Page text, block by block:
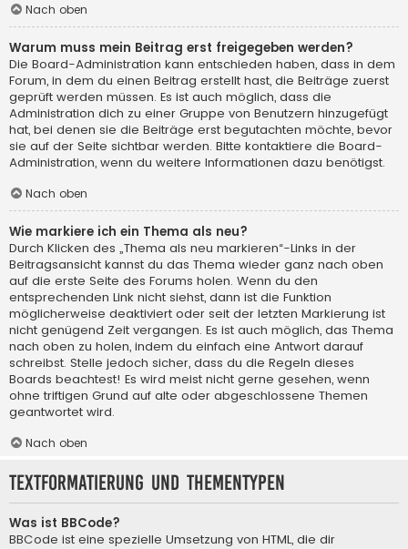
Nach oben
Warum muss mein Beitrag erst freigegeben werden?
Die Board-Administration kann entschieden haben, dass in dem
Forum, in dem du einen Beitrag erstellt hast, die Beiträge zuerst
geprüft werden müssen. Es ist auch möglich, dass die
Administration dich zu einer Gruppe von Benutzern hinzugefügt
hat, bei denen sie die Beiträge erst begutachten möchte, bevor
sie auf der Seite sichtbar werden. Bitte kontaktiere die Board-
Administration, wenn du weitere Informationen dazu benötigst.
Nach oben
Wie markiere ich ein Thema als neu?
Durch Klicken des „Thema als neu markieren“-Links in der
Beitragsansicht kannst du das Thema wieder ganz nach oben
auf die erste Seite des Forums holen. Wenn du den
entsprechenden Link nicht siehst, dann ist die Funktion
möglicherweise deaktiviert oder seit der letzten Markierung ist
nicht genügend Zeit vergangen. Es ist auch möglich, das Thema
nach oben zu holen, indem du einfach eine Antwort darauf
schreibst. Stelle jedoch sicher, dass du die Regeln dieses
Boards beachtest! Es wird meist nicht gerne gesehen, wenn
ohne triftigen Grund auf alte oder abgeschlossene Themen
geantwortet wird.
Nach oben
Textformatierung und Thementypen
Was ist BBCode?
BBCode ist eine spezielle Umsetzung von HTML, die dir